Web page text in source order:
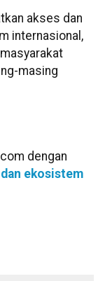
akses dan
internasional,
masing
dengan
ekosistem